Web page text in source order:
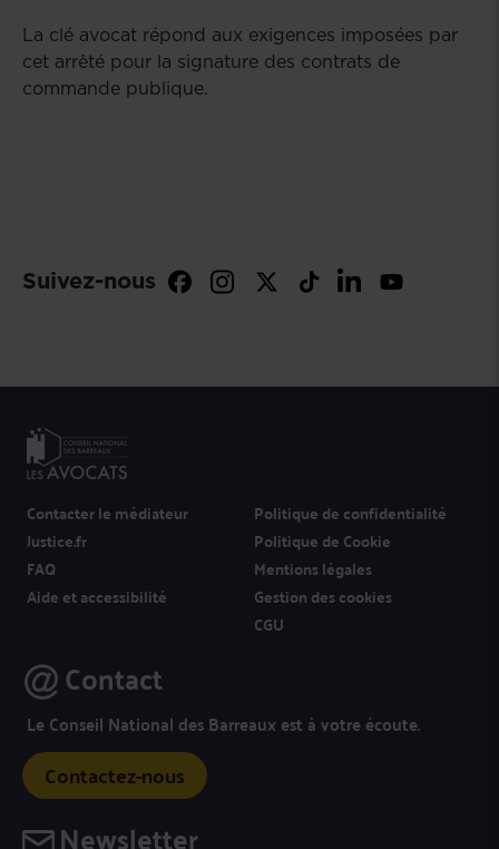
La clé avocat répond aux exigences imposées par
cet arrêté pour la signature des contrats de
commande publique.
Suivez-nous
Contacter le médiateur
Justice.fr
FAQ
Aide et accessibilité
Politique de confidentialité
Politique de Cookie
Mentions légales
Gestion des cookies
CGU
Contact
Le Conseil National des Barreaux est à votre écoute.
Contactez-nous
Newsletter